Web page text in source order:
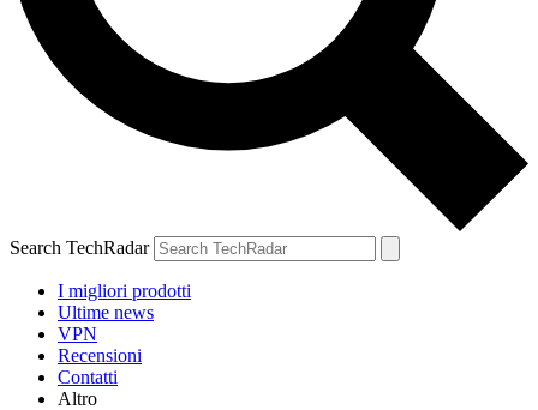
Search TechRadar
I migliori prodotti
Ultime news
VPN
Recensioni
Contatti
Altro